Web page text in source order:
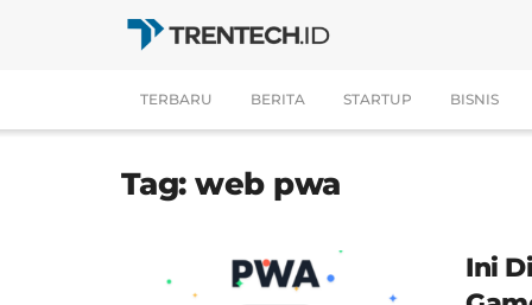
TERBARU BERITA STARTUP BISNIS
Tag:web pwa
Ini